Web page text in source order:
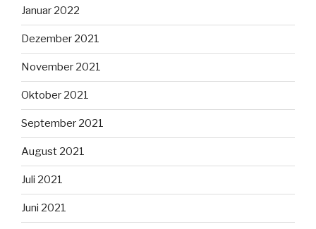
Januar 2022
Dezember 2021
November 2021
Oktober 2021
September 2021
August 2021
Juli 2021
Juni 2021